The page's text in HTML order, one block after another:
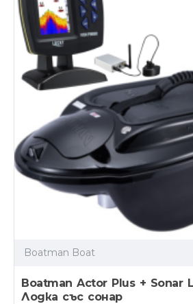
Boatman Boat
Boatman Actor Plus + Sonar
Лодка със сонар